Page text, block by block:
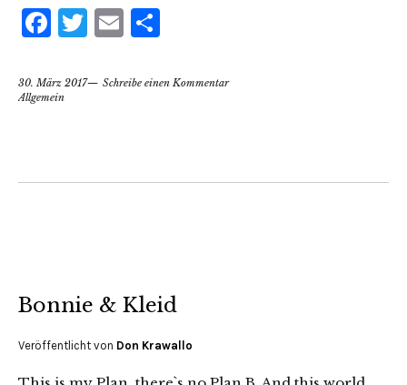
Facebook
Twitter
Email
30. März 2017
Schreibe einen Kommentar
Allgemein
Bonnie & Kleid
Veröffentlicht von Don Krawallo